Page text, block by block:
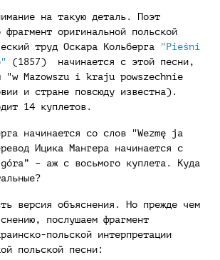
на такую деталь. Поэт
фрагмент оригинальной польской
труд Оскара Кольберга
"Pieśni
(1857) начинается с этой песни,
"w Mazowszu i kraju powszechnie
и стране повсюду известна).
14 куплетов.
начинается со слов "Wezmę ja
Ицика Мангера начинается с
– аж с восьмого куплета. Куда
версия объяснения. Но прежде чем
послушаем фрагмент
польской интерпретации
польской песни: